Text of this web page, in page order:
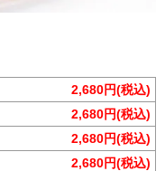
2,680円(税込)
2,680円(税込)
2,680円(税込)
2,680円(税込)